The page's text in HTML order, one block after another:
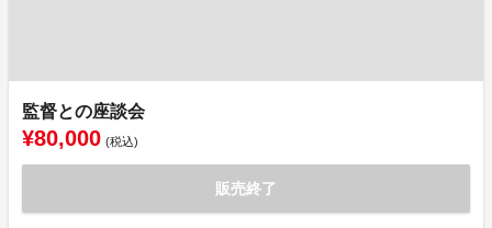
監督との座談会
¥80,000 (税込)
販売終了